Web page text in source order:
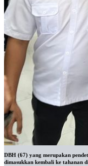
DBH (67) yang merupakan
dimasukkan kembali ke tahanan